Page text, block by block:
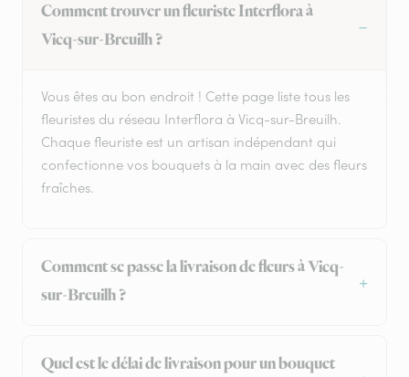
Comment trouver un fleuriste Interflora à
Vicq-sur-Breuilh ?
Vous êtes au bon endroit ! Cette page liste tous les
fleuristes du réseau Interflora à Vicq-sur-Breuilh.
Chaque fleuriste est un artisan indépendant qui
confectionne vos bouquets à la main avec des fleurs
fraîches.
Comment se passe la livraison de fleurs à Vicq-
sur-Breuilh ?
Quel est le délai de livraison pour un bouquet